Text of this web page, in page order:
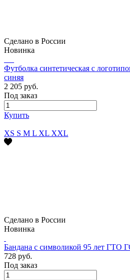
Сделано в России
Новинка
Футболка синтетическая с
синяя
2 205 руб.
Под заказ
Купить
XS S M L XL XXL
Сделано в России
Новинка
Бандана с символикой 95 лет ГТО
728 руб.
Под заказ